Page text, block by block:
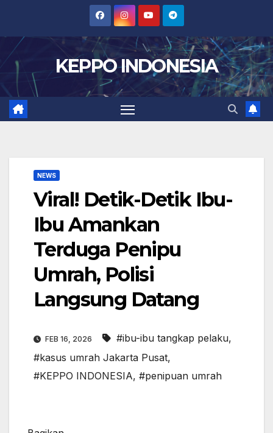
content
KEPPO INDONESIA
NEWS
Viral! Detik-Detik Ibu-
Ibu Amankan
Terduga Penipu
Umrah, Polisi
Langsung Datang
FEB 16, 2026 #ibu-ibu tangkap pelaku,
#kasus umrah Jakarta Pusat,
#KEPPO INDONESIA, #penipuan umrah